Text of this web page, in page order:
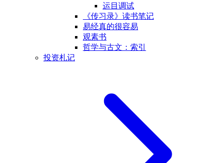
运目调试
《传习录》读书笔记
易经真的很容易
观素书
哲学与古文：索引
投资札记